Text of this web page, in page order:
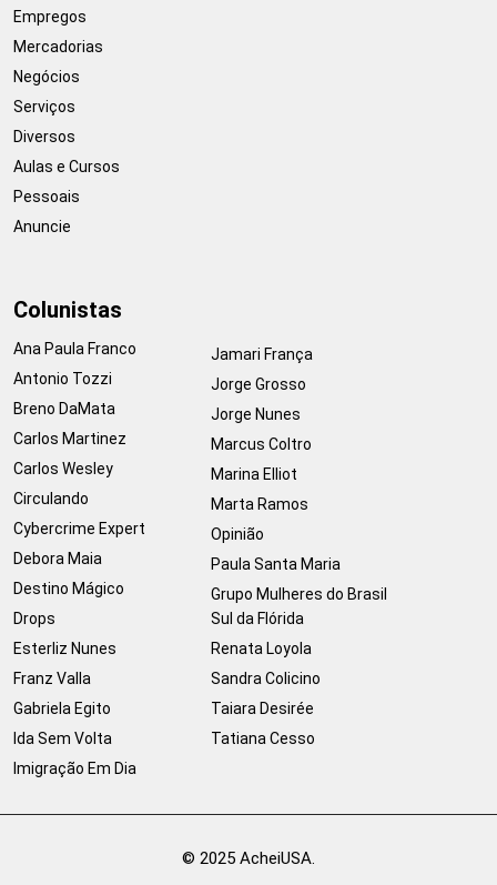
Empregos
Mercadorias
Negócios
Serviços
Diversos
Aulas e Cursos
Pessoais
Anuncie
Colunistas
Ana Paula Franco
Antonio Tozzi
Breno DaMata
Carlos Martinez
Carlos Wesley
Circulando
Cybercrime Expert
Debora Maia
Destino Mágico
Drops
Esterliz Nunes
Franz Valla
Gabriela Egito
Ida Sem Volta
Imigração Em Dia
Jamari França
Jorge Grosso
Jorge Nunes
Marcus Coltro
Marina Elliot
Marta Ramos
Opinião
Paula Santa Maria
Grupo Mulheres do Brasil
Sul da Flórida
Renata Loyola
Sandra Colicino
Taiara Desirée
Tatiana Cesso
© 2025 AcheiUSA.